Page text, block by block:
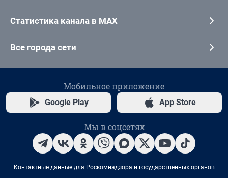
Статистика канала в MAX
Все города сети
Мобильное приложение
Google Play App Store
Мы в соцсетях
Контактные данные для Роскомнадзора и государственных органов